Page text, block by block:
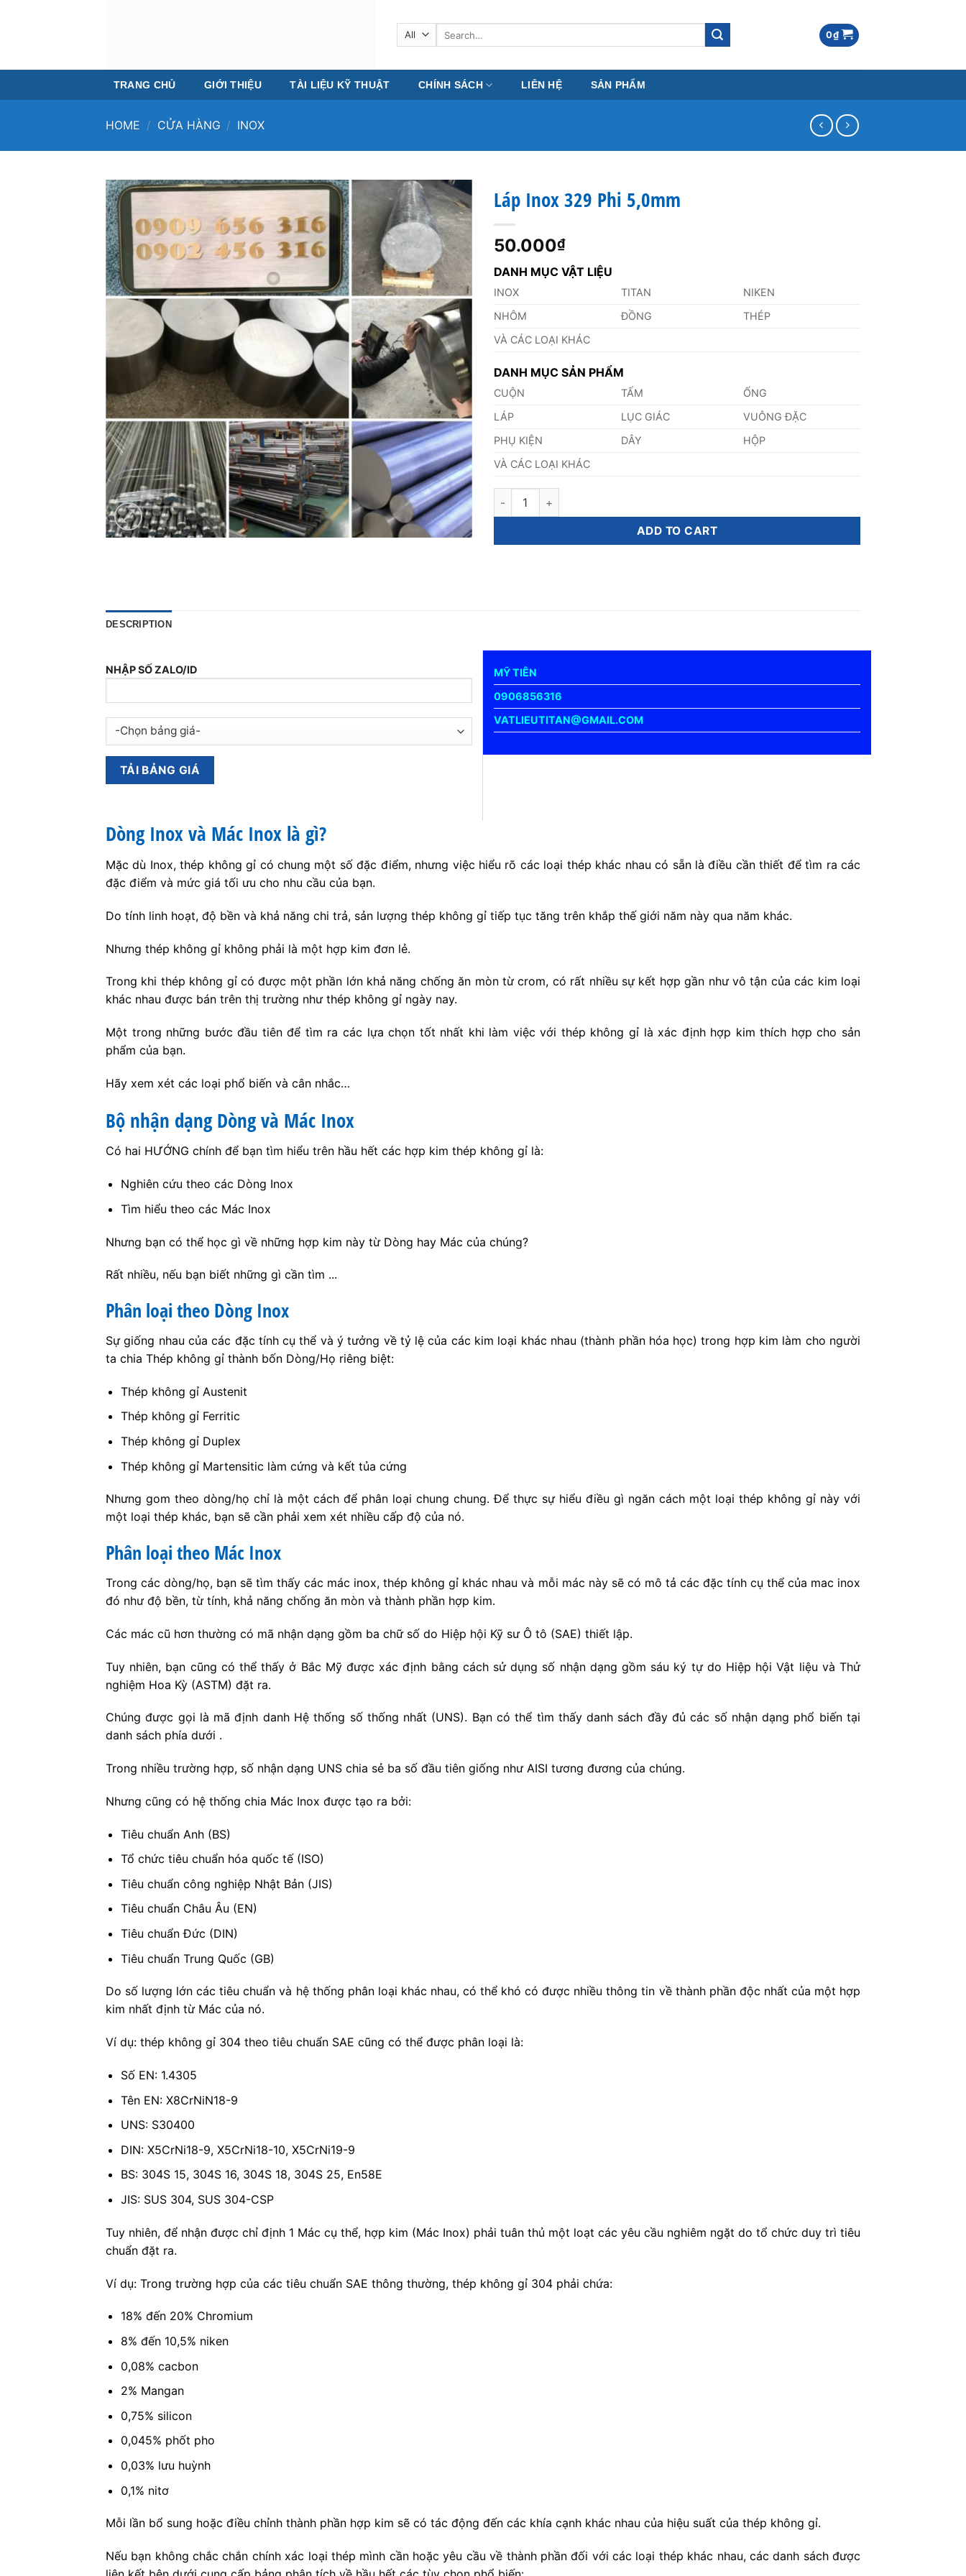
0₫
TRANG CHỦ GIỚI THIỆU TÀI LIỆU KỸ THUẬT CHÍNH SÁCH LIÊN HỆ SẢN PHẨM
HOME / CỬA HÀNG / INOX
Láp Inox 329 Phi 5,0mm
50.000₫
DANH MỤC VẬT LIỆU
INOX TITAN
NIKEN
NHÔM
ĐỒNG
THÉP
VÀ CÁC LOẠI KHÁC
DANH MỤC SẢN PHẨM
CUỘN TẤM
ỐNG
LÁP
LỤC GIÁC
VUÔNG ĐẶC
PHỤ KIỆN
DÂY
HỘP
VÀ CÁC LOẠI KHÁC
Láp Inox 329 Phi 5,0mm quantity
ADD TO CART
DESCRIPTION
NHẬP SỐ ZALO/ID
MỸ TIÊN
0906856316
VATLIEUTITAN@GMAIL.COM
Dòng Inox và Mác Inox là gì?
Mặc dù Inox, thép không gỉ có chung một số đặc điểm, nhưng việc hiểu rõ các loại thép khác nhau có sẵn là điều cần thiết để tìm ra các
đặc điểm và mức giá tối ưu cho nhu cầu của bạn.
Do tính linh hoạt, độ bền và khả năng chi trả, sản lượng thép không gỉ tiếp tục tăng trên khắp thế giới năm này qua năm khác.
Nhưng thép không gỉ không phải là một hợp kim đơn lẻ.
Trong khi thép không gỉ có được một phần lớn khả năng chống ăn mòn từ crom, có rất nhiều sự kết hợp gần như vô tận của các kim loại
khác nhau được bán trên thị trường như thép không gỉ ngày nay.
Một trong những bước đầu tiên để tìm ra các lựa chọn tốt nhất khi làm việc với thép không gỉ là xác định hợp kim thích hợp cho sản
phẩm của bạn.
Hãy xem xét các loại phổ biến và cân nhắc…
Bộ nhận dạng Dòng và Mác Inox
Có hai HƯỚNG chính để bạn tìm hiểu trên hầu hết các hợp kim thép không gỉ là:
Nghiên cứu theo các Dòng Inox
Tìm hiểu theo các Mác Inox
Nhưng bạn có thể học gì về những hợp kim này từ Dòng hay Mác của chúng?
Rất nhiều, nếu bạn biết những gì cần tìm ...
Phân loại theo Dòng Inox
Sự giống nhau của các đặc tính cụ thể và ý tưởng về tỷ lệ của các kim loại khác nhau (thành phần hóa học) trong hợp kim làm cho người
ta chia Thép không gỉ thành bốn Dòng/Họ riêng biệt:
Thép không gỉ Austenit
Thép không gỉ Ferritic
Thép không gỉ Duplex
Thép không gỉ Martensitic làm cứng và kết tủa cứng
Nhưng gom theo dòng/họ chỉ là một cách để phân loại chung chung. Để thực sự hiểu điều gì ngăn cách một loại thép không gỉ này với
một loại thép khác, bạn sẽ cần phải xem xét nhiều cấp độ của nó.
Phân loại theo Mác Inox
Trong các dòng/họ, bạn sẽ tìm thấy các mác inox, thép không gỉ khác nhau và mỗi mác này sẽ có mô tả các đặc tính cụ thể của mac inox
đó như độ bền, từ tính, khả năng chống ăn mòn và thành phần hợp kim.
Các mác cũ hơn thường có mã nhận dạng gồm ba chữ số do Hiệp hội Kỹ sư Ô tô (SAE) thiết lập.
Tuy nhiên, bạn cũng có thể thấy ở Bắc Mỹ được xác định bằng cách sử dụng số nhận dạng gồm sáu ký tự do Hiệp hội Vật liệu và Thử
nghiệm Hoa Kỳ (ASTM) đặt ra.
Chúng được gọi là mã định danh Hệ thống số thống nhất (UNS). Bạn có thể tìm thấy danh sách đầy đủ các số nhận dạng phổ biến tại
danh sách phía dưới .
Trong nhiều trường hợp, số nhận dạng UNS chia sẻ ba số đầu tiên giống như AISI tương đương của chúng.
Nhưng cũng có hệ thống chia Mác Inox được tạo ra bởi:
Tiêu chuẩn Anh (BS)
Tổ chức tiêu chuẩn hóa quốc tế (ISO)
Tiêu chuẩn công nghiệp Nhật Bản (JIS)
Tiêu chuẩn Châu Âu (EN)
Tiêu chuẩn Đức (DIN)
Tiêu chuẩn Trung Quốc (GB)
Do số lượng lớn các tiêu chuẩn và hệ thống phân loại khác nhau, có thể khó có được nhiều thông tin về thành phần độc nhất của một hợp
kim nhất định từ Mác của nó.
Ví dụ: thép không gỉ 304 theo tiêu chuẩn SAE cũng có thể được phân loại là:
Số EN: 1.4305
Tên EN: X8CrNiN18-9
UNS: S30400
DIN: X5CrNi18-9, X5CrNi18-10, X5CrNi19-9
BS: 304S 15, 304S 16, 304S 18, 304S 25, En58E
JIS: SUS 304, SUS 304-CSP
Tuy nhiên, để nhận được chỉ định 1 Mác cụ thể, hợp kim (Mác Inox) phải tuân thủ một loạt các yêu cầu nghiêm ngặt do tổ chức duy trì tiêu
chuẩn đặt ra.
Ví dụ: Trong trường hợp của các tiêu chuẩn SAE thông thường, thép không gỉ 304 phải chứa:
18% đến 20% Chromium
8% đến 10,5% niken
0,08% cacbon
2% Mangan
0,75% silicon
0,045% phốt pho
0,03% lưu huỳnh
0,1% nitơ
Mỗi lần bổ sung hoặc điều chỉnh thành phần hợp kim sẽ có tác động đến các khía cạnh khác nhau của hiệu suất của thép không gỉ.
Nếu bạn không chắc chắn chính xác loại thép mình cần hoặc yêu cầu về thành phần đối với các loại thép khác nhau, các danh sách được